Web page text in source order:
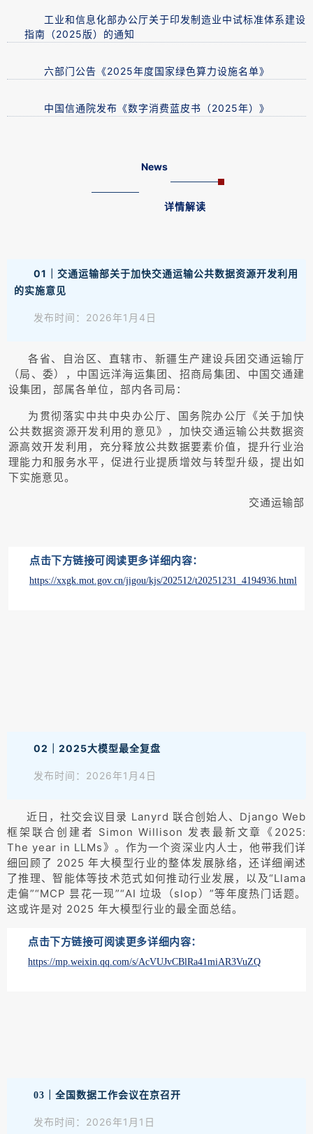
工业和信息化部办公厅关于印发制造业中试标准体系建设
指南（2025版）的通知
六部门公告《2025年度国家绿色算力设施名单》
中国信通院发布《数字消费蓝皮书（2025年）》
News
详情解读
01｜交通运输部关于加快交通运输公共数据资源开发利用
的实施意见
发布时间：2026年1月4日
各省、自治区、直辖市、新疆生产建设兵团交通运输厅
（局、委），中国远洋海运集团、招商局集团、中国交通建
设集团，部属各单位，部内各司局：
为贯彻落实中共中央办公厅、国务院办公厅《关于加快
公共数据资源开发利用的意见》，加快交通运输公共数据资
源高效开发利用，充分释放公共数据要素价值，提升行业治
理能力和服务水平，促进行业提质增效与转型升级，提出如
下实施意见。
交通运输部
点击下方链接可阅读更多详细内容：
https://xxgk.mot.gov.cn/jigou/kjs/202512/t20251231_4194936.html
02｜2025大模型最全复盘
发布时间：2026年1月4日
近日，社交会议目录 Lanyrd 联合创始人、Django Web
框架联合创建者 Simon Willison 发表最新文章《2025:
The year in LLMs》。作为一个资深业内人士，他带我们详
细回顾了 2025 年大模型行业的整体发展脉络，还详细阐述
了推理、智能体等技术范式如何推动行业发展，以及“Llama
走偏”“MCP 昙花一现”“AI 垃圾（slop）”等年度热门话题。
这或许是对 2025 年大模型行业的最全面总结。
点击下方链接可阅读更多详细内容：
https://mp.weixin.qq.com/s/AcVUJvCBlRa41miAR3VuZQ
03｜全国数据工作会议在京召开
发布时间：2026年1月1日